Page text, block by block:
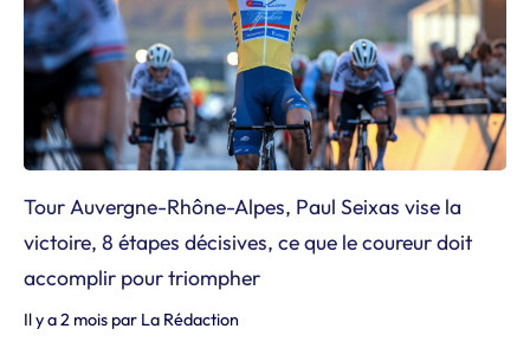
Tour Auvergne-Rhône-Alpes, Paul Seixas vise la
victoire, 8 étapes décisives, ce que le coureur doit
accomplir pour triompher
Il y a 2 mois par La Rédaction